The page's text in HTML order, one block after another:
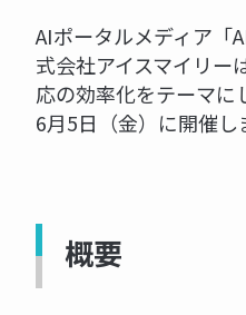
AIポータルメディア「
式会社アイスマイリー
応の効率化をテーマに
6月5日（金）に開催し
概要